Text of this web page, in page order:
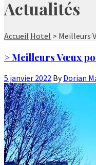
Actualités
Accueil Hotel > Meilleurs
> Meilleurs Vœux
5 janvier 2022 ByDorian